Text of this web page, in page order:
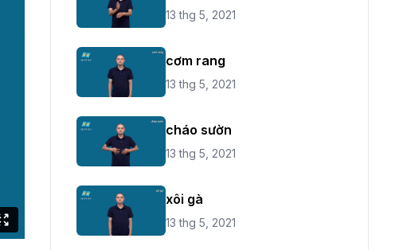
13 thg 5, 2021
cơm rang
13 thg 5, 2021
cháo sườn
13 thg 5, 2021
xôi gà
13 thg 5, 2021